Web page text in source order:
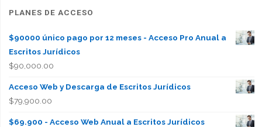
PLANES DE ACCESO
$90000 único pago por 12 meses - Acceso Pro Anual a
Escritos Jurídicos
$90,000.00
Acceso Web y Descarga de Escritos Jurídicos
$79,900.00
$69.900 - Acceso Web Anual a Escritos Jurídicos